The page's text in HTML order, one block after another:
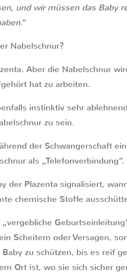
und wir müssen das Baby
.“
Nabelschnur?
Aber die Nabelschnur
hat zu arbeiten.
instinktiv sehr
zu sein.
der Schwangerschaft
als „Telefonverbindung“.
der Plazenta signalisiert,
chemische Stoffe
Scheitern oder Versagen,
zu schützen, bis es reif
Ort ist, wo sie sich sicher
Was